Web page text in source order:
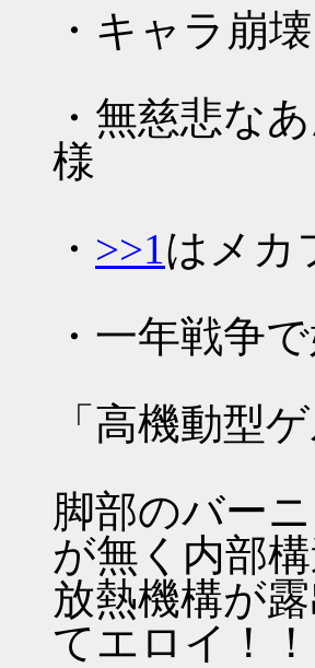
・キャラ崩
・無慈悲な
・ >>1はメカ
・一年戦争
「高機動型
脚部のバー
が無く内部
放熱機構が
てエロイ！！